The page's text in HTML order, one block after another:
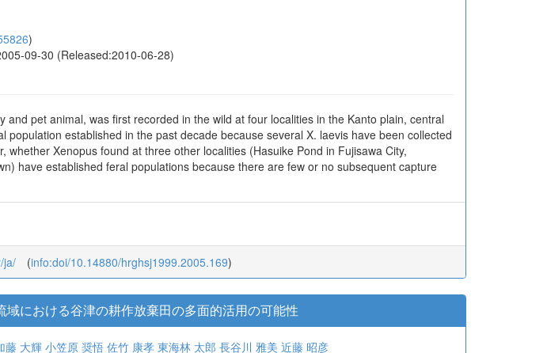
能性
pet animal, was first recorded in the wild at four localities in the Kanto plain, central
established in the past decade because several X. laevis have been collected
have established feral populations because there are few or no subsequent capture
ja/ ( info:doi/10.14880/hrghsj1999.2005.169)